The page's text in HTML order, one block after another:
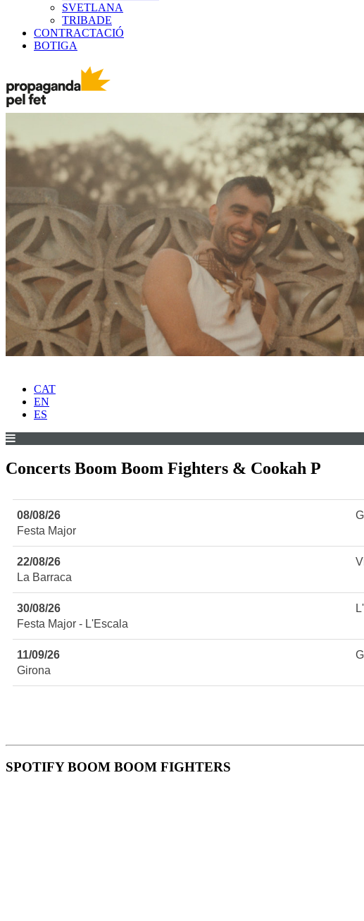
SVETLANA
TRIBADE
CONTRACTACIÓ
BOTIGA
CAT
EN
ES
Concerts Boom Boom Fighters & Cookah P
08/08/26
Festa Major
22/08/26
La Barraca
30/08/26
Festa Major - L'Escala
11/09/26
Girona
SPOTIFY BOOM BOOM FIGHTERS